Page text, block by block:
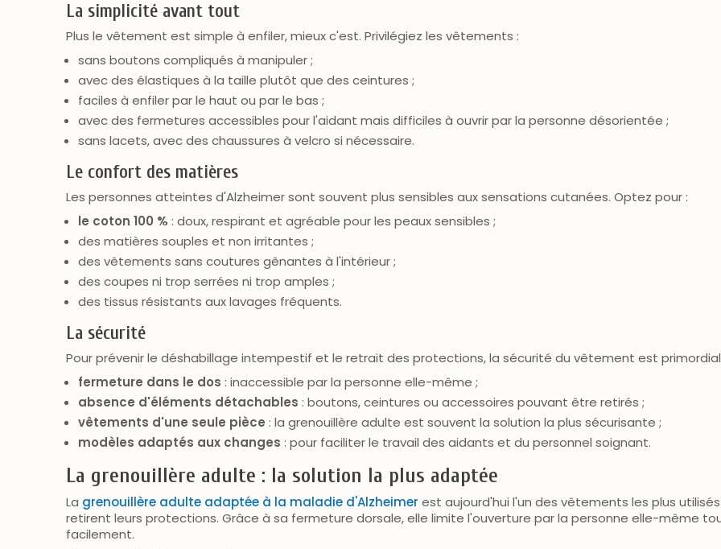
La simplicité avant tout
Plus le vêtement est simple à enfiler, mieux c'est. Privilégiez les vêtements :
sans boutons compliqués à manipuler ;
avec des élastiques à la taille plutôt que des ceintures ;
faciles à enfiler par le haut ou par le bas ;
avec des fermetures accessibles pour l'aidant mais difficiles à ouvrir par la personne désorientée ;
sans lacets, avec des chaussures à velcro si nécessaire.
Le confort des matières
Les personnes atteintes d'Alzheimer sont souvent plus sensibles aux sensations cutanées. Optez pour :
le coton 100 % : doux, respirant et agréable pour les peaux sensibles ;
des matières souples et non irritantes ;
des vêtements sans coutures gênantes à l'intérieur ;
des coupes ni trop serrées ni trop amples ;
des tissus résistants aux lavages fréquents.
La sécurité
Pour prévenir le déshabillage intempestif et le retrait des protections, la sécurité du vêtement est
fermeture dans le dos : inaccessible par la personne elle-même ;
absence d'éléments détachables : boutons, ceintures ou accessoires pouvant être retirés ;
vêtements d'une seule pièce : la grenouillère adulte est souvent la solution la plus sécurisante ;
modèles adaptés aux changes : pour faciliter le travail des aidants et du personnel soignant.
La grenouillère adulte : la solution la plus adaptée
La grenouillère adulte adaptée à la maladie d'Alzheimer est aujourd'hui l'un des vêtements les plus
retirent leurs protections. Grâce à sa fermeture dorsale, elle limite l'ouverture par la personne elle-même
facilement.